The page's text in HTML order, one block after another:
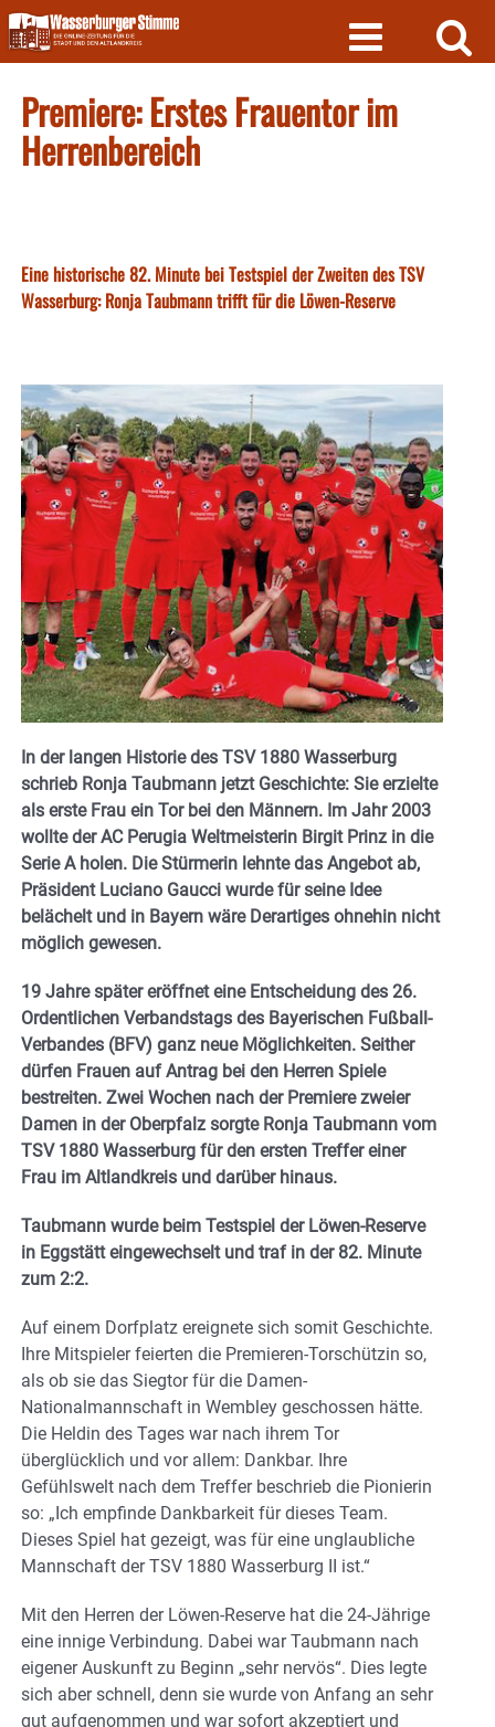
Skip
to
content
Premiere: Erstes Frauentor im
Herrenbereich
Eine historische 82. Minute bei Testspiel der Zweiten des TSV
Wasserburg: Ronja Taubmann trifft für die Löwen-Reserve
In der langen Historie des TSV 1880 Wasserburg
schrieb Ronja Taubmann jetzt Geschichte: Sie erzielte
als erste Frau ein Tor bei den Männern. Im Jahr 2003
wollte der AC Perugia Weltmeisterin Birgit Prinz in die
Serie A holen. Die Stürmerin lehnte das Angebot ab,
Präsident Luciano Gaucci wurde für seine Idee
belächelt und in Bayern wäre Derartiges ohnehin nicht
möglich gewesen.
19 Jahre später eröffnet eine Entscheidung des 26.
Ordentlichen Verbandstags des Bayerischen Fußball-
Verbandes (BFV) ganz neue Möglichkeiten. Seither
dürfen Frauen auf Antrag bei den Herren Spiele
bestreiten. Zwei Wochen nach der Premiere zweier
Damen in der Oberpfalz sorgte Ronja Taubmann vom
TSV 1880 Wasserburg für den ersten Treffer einer
Frau im Altlandkreis und darüber hinaus.
Taubmann wurde beim Testspiel der Löwen-Reserve
in Eggstätt eingewechselt und traf in der 82. Minute
zum 2:2.
Auf einem Dorfplatz ereignete sich somit Geschichte.
Ihre Mitspieler feierten die Premieren-Torschützin so,
als ob sie das Siegtor für die Damen-
Nationalmannschaft in Wembley geschossen hätte.
Die Heldin des Tages war nach ihrem Tor
überglücklich und vor allem: Dankbar. Ihre
Gefühlswelt nach dem Treffer beschrieb die Pionierin
so: „Ich empfinde Dankbarkeit für dieses Team.
Dieses Spiel hat gezeigt, was für eine unglaubliche
Mannschaft der TSV 1880 Wasserburg II ist.“
Mit den Herren der Löwen-Reserve hat die 24-Jährige
eine innige Verbindung. Dabei war Taubmann nach
eigener Auskunft zu Beginn „sehr nervös“. Dies legte
sich aber schnell, denn sie wurde von Anfang an sehr
gut aufgenommen und war sofort akzeptiert und